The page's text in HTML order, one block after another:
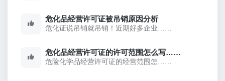
危化品经营许可证被吊销原因分析
危化证说吊销就吊销！近期好多企业……
危化品经营许可证的许可范围怎么写……
危险化学品经营许可证的经营范围怎……